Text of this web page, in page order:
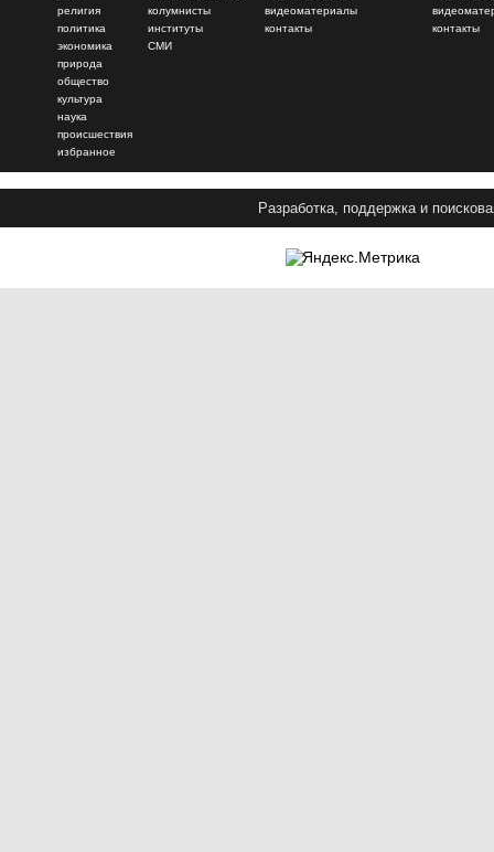
религия
политика
экономика
природа
общество
культура
наука
происшествия
избранное
колумнисты
институты
СМИ
видеоматериалы
контакты
контакты
Разработка, поддержка и